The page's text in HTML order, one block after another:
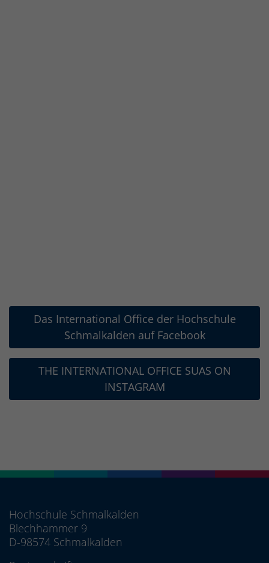
Das International Office der Hochschule
Schmalkalden auf Facebook
THE INTERNATIONAL OFFICE SUAS ON
INSTAGRAM
Hochschule Schmalkalden
Blechhammer 9
D-98574 Schmalkalden